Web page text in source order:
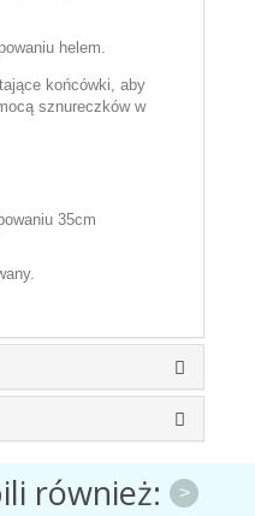
helem.
końcówki, aby
sznureczków w
35cm
również: >